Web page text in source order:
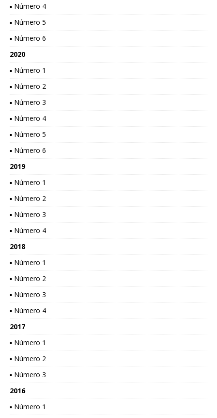
▪ Número 4
▪ Número 5
▪ Número 6
2020
▪ Número 1
▪ Número 2
▪ Número 3
▪ Número 4
▪ Número 5
▪ Número 6
2019
▪ Número 1
▪ Número 2
▪ Número 3
▪ Número 4
2018
▪ Número 1
▪ Número 2
▪ Número 3
▪ Número 4
2017
▪ Número 1
▪ Número 2
▪ Número 3
2016
▪ Número 1